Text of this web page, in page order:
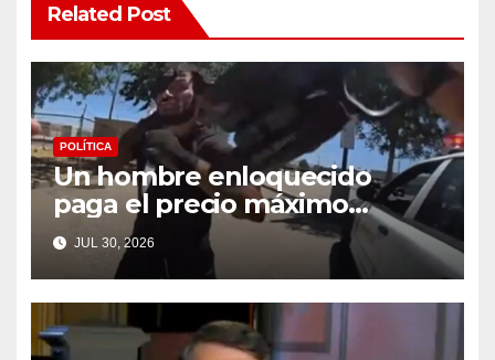
Related Post
POLÍTICA
Un hombre enloquecido
paga el precio máximo
después de llevar un cuchillo
a un tiroteo con agentes del
condado de Los Ángeles
(VIDEO) * The Gateway Pundit
* por Cullen Linebarger
JUL 30, 2026